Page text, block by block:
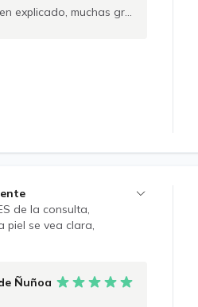
explicado, muchas gracias
de la consulta,
piel se vea clara,
iluminación ✔️ Se puede
infecciones de la
herpes, verrugas,
Ñuñoa